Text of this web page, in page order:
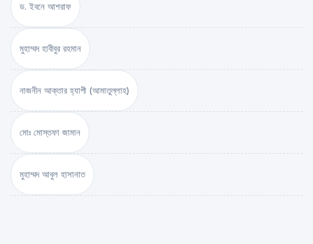
ড. ইবনে আশরাফ
মুহাম্মদ হাবীবুর রহমান
নাজনীন আক্তার হ্যাপী (আমাতুল্লাহ)
মোঃ মোস্তফা জামান
মুহাম্মদ আবুল হাসানাত